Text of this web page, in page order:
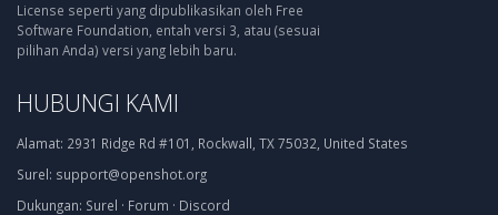
License seperti yang dipublikasikan oleh Free
Software Foundation, entah versi 3, atau (sesuai
pilihan Anda) versi yang lebih baru.
HUBUNGI KAMI
Alamat: 2931 Ridge Rd #101, Rockwall, TX 75032, United States
Surel: support@openshot.org
Dukungan: Surel · Forum · Discord